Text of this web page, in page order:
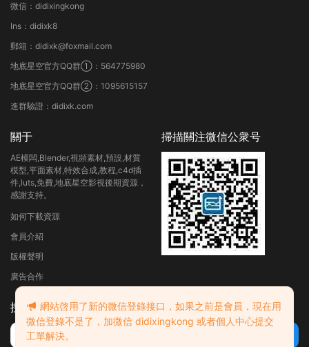
微信：didixingkong
Ins：didixk8
郵箱：didixk@foxmail.com
地底星空官方QQ群①：564775980
地底星空官方QQ群②：1095615157
進群驗證：didixk.com
關于
AE模闆,Blender,視頻素材,預設,材質
模型,平面素材,特效合成,教程,c4d插
件,luts,免費,地底星空影視後期資源，
感謝支持。
如何下載資源
會員介紹
版權聲明
廣告合作
掃描關注微信公衆号
搜索
網站啓用了新的微信登錄接口，如果之前是會員，現在用
微信登錄不是了，加微信 didixingkong 或者個人中心提交
工單解決。